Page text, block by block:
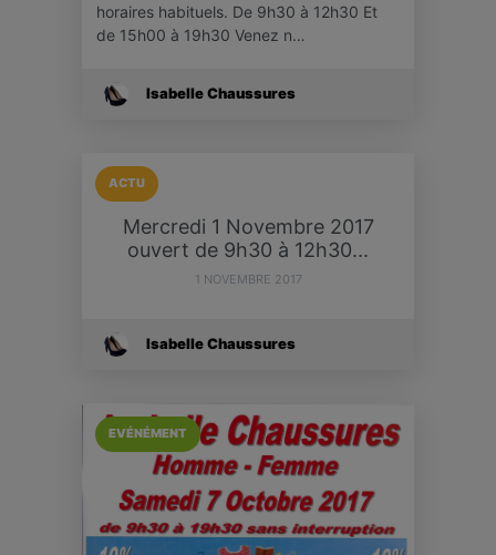
horaires habituels. De 9h30 à 12h30 Et
de 15h00 à 19h30 Venez n…
Isabelle Chaussures
ACTU
Mercredi 1 Novembre 2017
ouvert de 9h30 à 12h30...
1 NOVEMBRE 2017
Isabelle Chaussures
EVÉNÉMENT